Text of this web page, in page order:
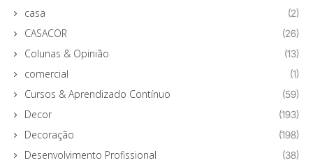
casa (2)
CASACOR (26)
Colunas & Opinião (13)
comercial (1)
Cursos & Aprendizado Contínuo (59)
Decor (193)
Decoração (198)
Desenvolvimento Profissional (38)